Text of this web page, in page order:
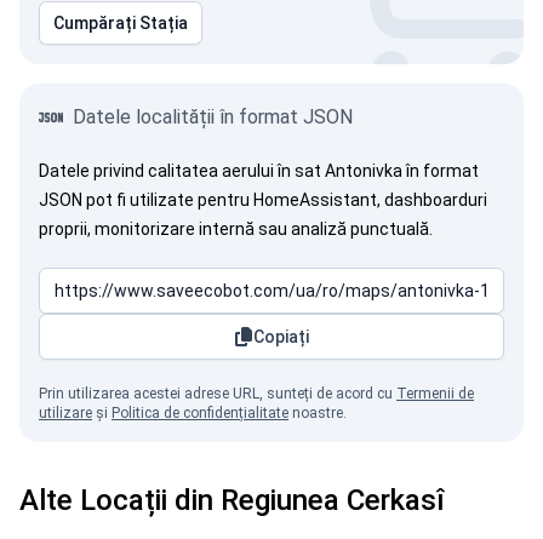
Cumpărați Stația
Datele localității în format JSON
Datele privind calitatea aerului în sat Antonivka în format
JSON pot fi utilizate pentru HomeAssistant, dashboarduri
proprii, monitorizare internă sau analiză punctuală.
Copiați
Prin utilizarea acestei adrese URL, sunteți de acord cu Termenii de
utilizare și Politica de confidențialitate noastre.
Alte Locații din Regiunea Cerkasî